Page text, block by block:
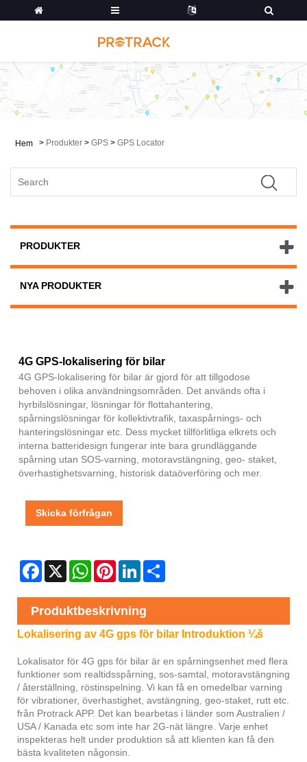
Hem > Produkter > GPS > GPS Locator
PRODUKTER
NYA PRODUKTER
4G GPS-lokalisering för bilar
4G GPS-lokalisering för bilar är gjord för att tillgodose
behoven i olika användningsområden. Det används ofta i
hyrbilslösningar, lösningar för flottahantering,
spårningslösningar för kollektivtrafik, taxaspårnings- och
hanteringslösningar etc. Dess mycket tillförlitliga elkrets och
interna batteridesign fungerar inte bara grundläggande
spårning utan SOS-varning, motoravstängning, geo- staket,
överhastighetsvarning, historisk dataöverföring och mer.
Skicka förfrågan
Facebook
X WhatsAppPinterestLinkedIn
Produktbeskrivning
Lokalisering av 4G gps för bilar Introduktion ¼š
Lokalisator för 4G gps för bilar är en spårningsenhet med flera
funktioner som realtidsspårning, sos-samtal, motoravstängning
/ återställning, röstinspelning. Vi kan få en omedelbar varning
för vibrationer, överhastighet, avstängning, geo-staket, rutt etc.
från Protrack APP. Det kan bearbetas i länder som Australien /
USA / Kanada etc som inte har 2G-nät längre. Varje enhet
inspekteras helt under produktion så att klienten kan få den
bästa kvaliteten någonsin.